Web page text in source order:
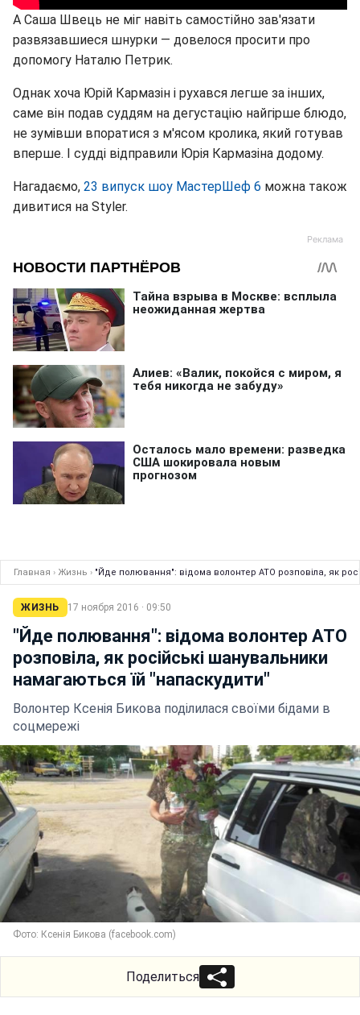
А Саша Швець не міг навіть самостійно зав'язати
развязавшиеся шнурки — довелося просити про
допомогу Наталю Петрик.
Однак хоча Юрій Кармазін і рухався легше за інших,
саме він подав суддям на дегустацію найгірше блюдо,
не зумівши впоратися з м'ясом кролика, який готував
вперше. І судді відправили Юрія Кармазіна додому.
Нагадаємо, 23 випуск шоу МастерШеф 6 можна також
дивитися на Styler.
Главная › Жизнь › "Йде полювання": відома волонтер АТО розповіла, як
ЖИЗНЬ 17 ноября 2016 · 09:50
"Йде полювання": відома волонтер АТО
розповіла, як російські шанувальники
намагаються їй "напаскудити"
Волонтер Ксенія Бикова поділилася своїми бідами в
соцмережі
Фото: Ксенія Бикова (facebook.com)
Поделиться